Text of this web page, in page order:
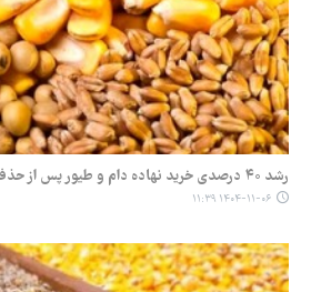
رشد ۴۰ درصدی خرید نهاده دام و طیور پس از حذف ارز ترجیحی
۱۴۰۴-۱۱-۰۶ ۱۱:۳۹